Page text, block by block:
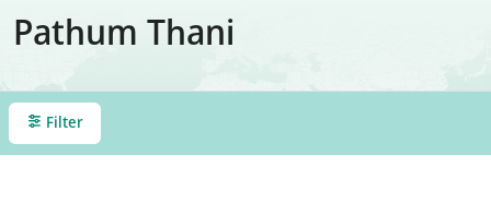
Pathum Thani
Filter